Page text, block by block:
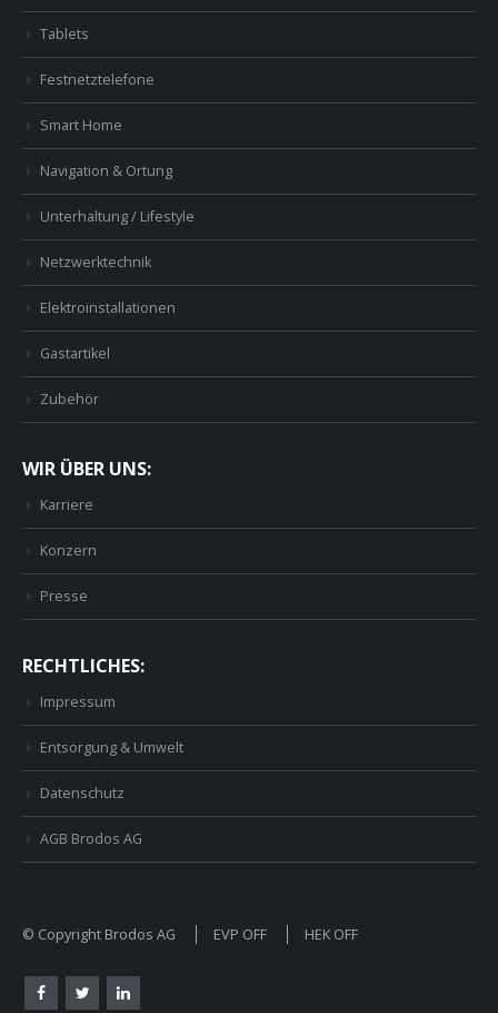
Tablets
Festnetztelefone
Smart Home
Navigation & Ortung
Unterhaltung / Lifestyle
Netzwerktechnik
Elektroinstallationen
Gastartikel
Zubehör
WIR ÜBER UNS:
Karriere
Konzern
Presse
RECHTLICHES:
Impressum
Entsorgung & Umwelt
Datenschutz
AGB Brodos AG
© Copyright Brodos AG EVP OFF HEK OFF